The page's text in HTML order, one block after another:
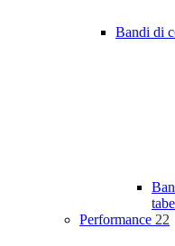
Bandi di
Performance 22